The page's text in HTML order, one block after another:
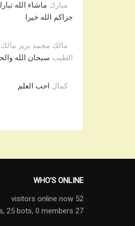
مبارك ماشاء الله
جزاكم الله خيرا
مالك محمد برير
الطيب سبحان الله
كمال احب العلم
WHO'S ONLINE
52 visitors online now
27 guests,
25 bots, 0 members